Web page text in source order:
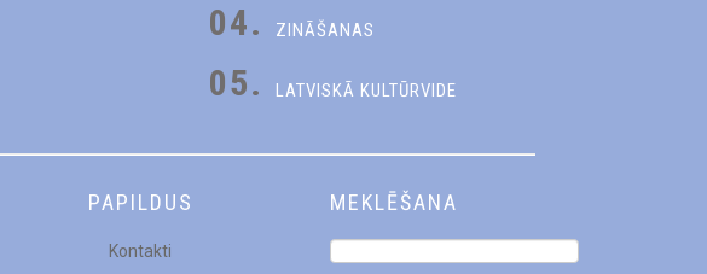
04. ZINĀŠANAS
05. LATVISKĀ KULTŪRVIDE
PAPILDUS
Kontakti
MEKLĒŠANA